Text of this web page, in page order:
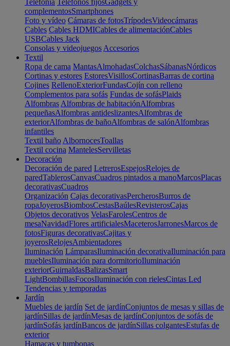
Telefonía Teléfonos fijosGadgets y
complementosSmartphones
Foto y vídeo Cámaras de fotosTrípodesVideocámaras
Cables Cables HDMICables de alimentaciónCables
USBCables Jack
Consolas y videojuegos Accesorios
Textil
Ropa de cama MantasAlmohadasColchasSábanasNórdicos
Cortinas y estores EstoresVisillosCortinasBarras de cortina
Cojines RellenoExteriorFundasCojín con relleno
Complementos para sofás Fundas de sofásPlaids
Alfombras Alfombras de habitaciónAlfombras
pequeñasAlfombras antideslizantesAlfombras de
exteriorAlfombras de bañoAlfombras de salónAlfombras
infantiles
Textil baño AlbornocesToallas
Textil cocina MantelesServilletas
Decoración
Decoración de pared LetrerosEspejosRelojes de
paredTablerosCanvasCuadros pintados a manoMarcosPlacas
decorativasCuadros
Organización Cajas decorativasPercherosBurros de
ropaJoyerosBiombosCestasBaúlesRevisterosCajas
Objetos decorativos VelasFarolesCentros de
mesaNavidadFlores artificialesMaceterosJarronesMarcos de
fotosFiguras decorativasCajitas y
joyerosRelojesAmbientadores
Iluminación LámparasIluminación decorativaIluminación para
mueblesIluminación para dormitorioIluminación
exteriorGuirnaldasBalizasSmart
LightBombillasFocosIluminación con rielesCintas Led
Tendencias y temporadas
Jardín
Muebles de jardín Set de jardínConjuntos de mesas y sillas de
jardínSillas de jardínMesas de jardínConjuntos de sofás de
jardínSofás jardínBancos de jardínSillas colgantesEstufas de
exterior
Hamacas y tumbonas